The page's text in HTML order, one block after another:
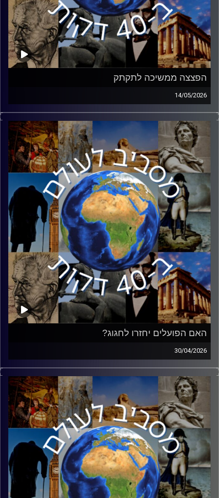
הפצצה ממשיכה לתקתק
14/05/2026
בימים אלו העולם מחכה להחלטתו של נשיא ארצות הברית,
דונאלד טראמפ: האם לחדש את המלחמה באיראן. איום הגרעין
האיראני מלווה את ישראל במשך עשורים ולמרות המלחמה,
הסוף לא נראה קרוב. כדי לעשות סדר, הצטרף אליי אבנר וילן.
אבנר הוא איש הייטק ובוגר תכנית תלפיות. הוא שירת 21 שנים
במערכת הביטחון, וברוב שנות שירותו עסק באיראן ובמערכה
מולה. במסגרת שירותו היה שותף לעשייה ביטחונית משמעותית,
שעליה זכה בפרס ביטחון ישראל.
קרדיט תמונות:יוסי מצרי
האם הפועלים יחזרו לחגוג?
30/04/2026
השבוע נציין את האחד במאי, חג הפועלים. מה שהיה בעבר
חגם של כחצי מאוכלוסיית העולם, הפך היום לאירוע שולי.
למרות זאת, זאת הזדמנות מצוינת לשוחח על מארקס,
סוצאליזם והכלכלה העולמית הנוכחית. הצטרף אליי ד״ר יפתח
גולדמן, מרצה בכיר במכללה האקדמית לחינוך ע"ש דוד ילין
בירושלים ובתכנית 'בארי' באוניברסיטת חיפה, מחבר הספרים
"רוסו: הקידמה כמלכודת", "הסוציאליזם בין פוליטיקה
לאוטופיה" ו"להמשיך את השיחה: הזמנה לחינוך הומניסטי"
ומגיש "הפודקסט על מרקס".
קרדיט תמונות:יוסי מצרי